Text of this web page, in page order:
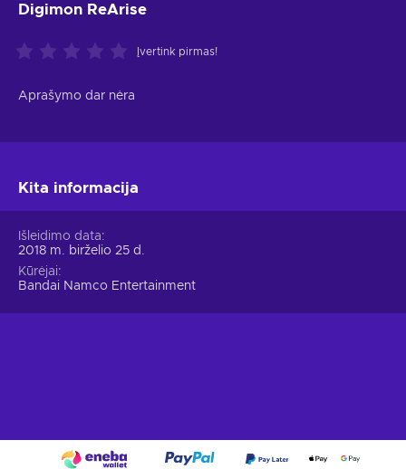
Digimon ReArise
Įvertink pirmas!
Aprašymo dar nėra
Kita informacija
Išleidimo data
2018 m. birželio 25 d.
Kūrėjai
Bandai Namco Entertainment